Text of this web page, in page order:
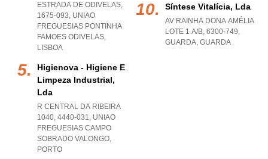
ESTRADA DE ODIVELAS,
1675-093, UNIAO
FREGUESIAS PONTINHA
FAMOES ODIVELAS,
LISBOA
Higienova - Higiene E
Limpeza Industrial,
Lda
R CENTRAL DA RIBEIRA
1040, 4440-031, UNIAO
FREGUESIAS CAMPO
SOBRADO VALONGO,
PORTO
Síntese Vitalícia, Lda
AV RAINHA DONA AMÉLIA
LOTE 1 A/B, 6300-749,
GUARDA, GUARDA